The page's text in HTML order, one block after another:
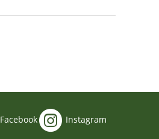
Facebook Instagram